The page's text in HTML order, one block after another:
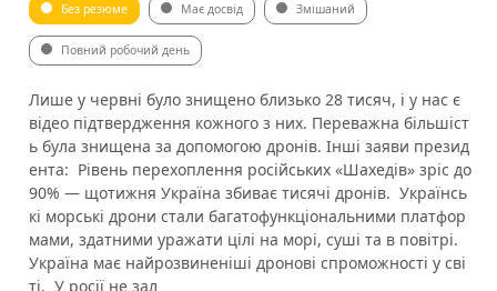
Без резюме Має досвід Змішаний
Повний робочий день
Лише у червні було знищено близько 28 тисяч, і у нас є
відео підтвердження кожного з них. Переважна більшіст
ь була знищена за допомогою дронів. Інші заяви презид
ента: ️ Рівень перехоплення російських «Шахедів» зріс до
90% — щотижня Україна збиває тисячі дронів. ️ Українсь
кі морські дрони стали багатофункціональними платфор
мами, здатними уражати цілі на морі, суші та в повітрі. ️
Україна має найрозвиненіші дронові спроможності у сві
ті. ️ У росії не зал